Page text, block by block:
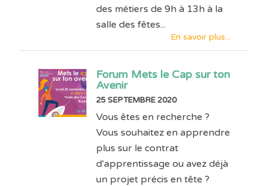
des métiers de 9h à 13h à la
salle des fêtes...
En savoir plus...
Forum Mets le Cap sur ton
Avenir
25 SEPTEMBRE 2020
Vous êtes en recherche ?
Vous souhaitez en apprendre
plus sur le contrat
d'apprentissage ou avez déjà
un projet précis en tête ?